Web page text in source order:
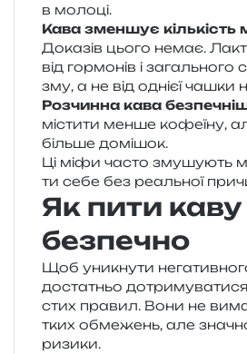
в молоці.
Кава змен­шує кіль­кість
Доказів цього немає.
від гор­мо­нів і загаль­но­го
зму, а не від одні­єї чашки
Розчинна кава
місти­ти менше кофе­ї­ну,
біль­ше домішок.
Ці міфи часто
ти себе без реаль­ної
Як пити каву
безпечно
Щоб уни­кну­ти
доста­тньо
стих пра­вил. Вони не
тких обме­жень, але
ризики.